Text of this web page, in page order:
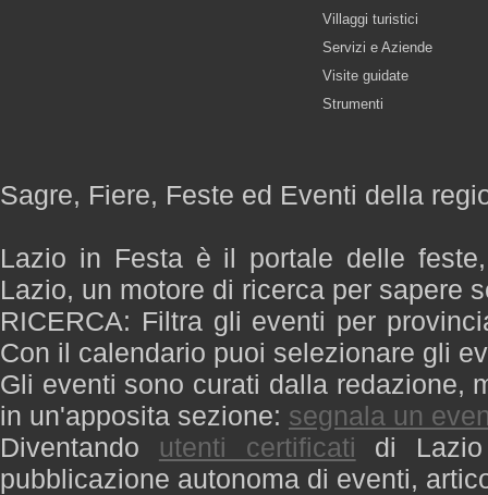
Villaggi turistici
Servizi e Aziende
Visite guidate
Strumenti
Sagre, Fiere, Feste ed Eventi della
Lazio in Festa è il portale delle
Lazio, un motore di ricerca per sapere
RICERCA: Filtra gli eventi per
Con il calendario puoi selezionare gli
Gli eventi sono curati dalla redazione,
in un'apposita sezione: segnala un
Diventando utenti certificati di
pubblicazione autonoma di eventi,